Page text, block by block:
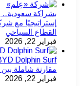
بشراكة سعودية..
إستراتيجيًا مع
القطاع السياحي
فبراير 22, 2026
مقارنة شاملة بين
فبراير 22, 2026